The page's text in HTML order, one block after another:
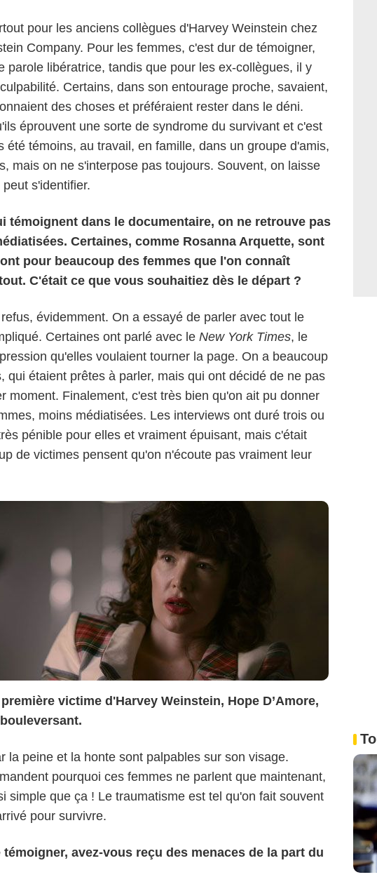
pour les anciens collègues d'Harvey Weinstein chez
Company. Pour les femmes, c'est dur de témoigner,
parole libératrice, tandis que pour les ex-collègues, il y
Certains, dans son entourage proche, savaient,
des choses et préféraient rester dans le déni.
éprouvent une sorte de syndrome du survivant et c'est
été témoins, au travail, en famille, dans un groupe d'amis,
mais on ne s'interpose pas toujours. Souvent, on laisse
s'identifier.
témoignent dans le documentaire, on ne retrouve pas
Certaines, comme Rosanna Arquette, sont
pour beaucoup des femmes que l'on connaît
C'était ce que vous souhaitiez dès le départ ?
évidemment. On a essayé de parler avec tout le
Certaines ont parlé avec le New York Times, le
qu'elles voulaient tourner la page. On a beaucoup
qui étaient prêtes à parler, mais qui ont décidé de ne pas
moment. Finalement, c'est très bien qu'on ait pu donner
moins médiatisées. Les interviews ont duré trois ou
pénible pour elles et vraiment épuisant, mais c'était
de victimes pensent qu'on n'écoute pas vraiment leur
victime d'Harvey Weinstein, Hope D’Amore,
la peine et la honte sont palpables sur son visage.
pourquoi ces femmes ne parlent que maintenant,
simple que ça ! Le traumatisme est tel qu'on fait souvent
pour survivre.
avez-vous reçu des menaces de la part du